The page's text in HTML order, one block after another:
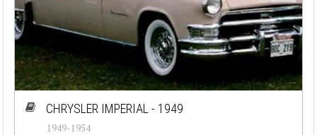
CHRYSLER IMPERIAL - 1949
1949-1954